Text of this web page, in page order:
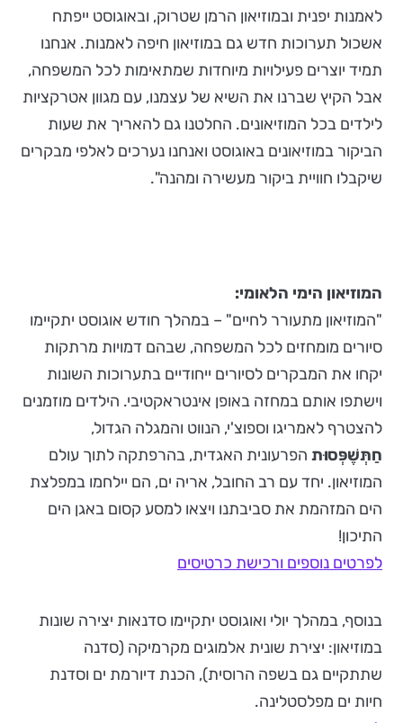
לאמנות יפנית ובמוזיאון הרמן שטרוק, ובאוגוסט ייפתח
אשכול תערוכות חדש גם במוזיאון חיפה לאמנות. אנחנו
תמיד יוצרים פעילויות מיוחדות שמתאימות לכל המשפחה,
אבל הקיץ שברנו את השיא של עצמנו, עם מגוון אטרקציות
לילדים בכל המוזיאונים. החלטנו גם להאריך את שעות
הביקור במוזיאונים באוגוסט ואנחנו נערכים לאלפי מבקרים
שיקבלו חוויית ביקור מעשירה ומהנה".
המוזיאון הימי הלאומי:
"המוזיאון מתעורר לחיים" – במהלך חודש אוגוסט יתקיימו
סיורים מומחזים לכל המשפחה, שבהם דמויות מרתקות
יקחו את המבקרים לסיורים ייחודיים בתערוכות השונות
וישתפו אותם במחזה באופן אינטראקטיבי. הילדים מוזמנים
להצטרף לאמריגו וספוצ'י, הנווט והמגלה הגדול,
חַתְּשֶׁפְּסוּת הפרעונית האגדית, בהרפתקה לתוך עולם
המוזיאון. יחד עם רב החובל, אריה ים, הם יילחמו במפלצת
הים המזהמת את סביבתנו ויצאו למסע קסום באגן הים
התיכון!
לפרטים נוספים ורכישת כרטיסים
בנוסף, במהלך יולי ואוגוסט יתקיימו סדנאות יצירה שונות
במוזיאון: יצירת שונית אלמוגים מקרמיקה (סדנה
שתתקיים גם בשפה הרוסית), הכנת דיורמת ים וסדנת
חיות ים מפלסטלינה.